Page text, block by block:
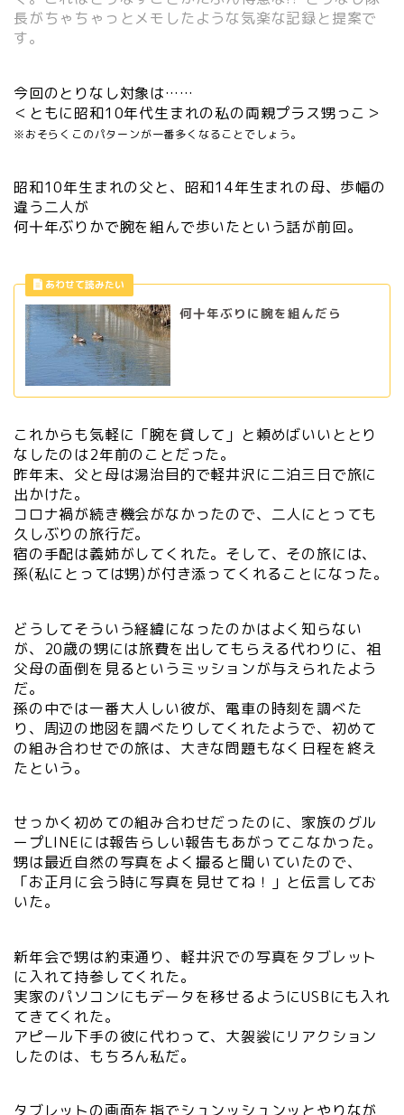
長がちゃちゃっとメモしたような気楽な記録と提案で
す。
今回のとりなし対象は……
＜ともに昭和10年代生まれの私の両親プラス甥っこ＞
※おそらくこのパターンが一番多くなることでしょう。
昭和10年生まれの父と、昭和14年生まれの母、歩幅の
違う二人が
何十年ぶりかで腕を組んで歩いたという話が前回。
何十年ぶりに腕を組んだら
これからも気軽に「腕を貸して」と頼めばいいととり
なしたのは2年前のことだった。
昨年末、父と母は湯治目的で軽井沢に二泊三日で旅に
出かけた。
コロナ禍が続き機会がなかったので、二人にとっても
久しぶりの旅行だ。
宿の手配は義姉がしてくれた。そして、その旅には、
孫(私にとっては甥)が付き添ってくれることになった。
どうしてそういう経緯になったのかはよく知らない
が、20歳の甥には旅費を出してもらえる代わりに、祖
父母の面倒を見るというミッションが与えられたよう
だ。
孫の中では一番大人しい彼が、電車の時刻を調べた
り、周辺の地図を調べたりしてくれたようで、初めて
の組み合わせでの旅は、大きな問題もなく日程を終え
たという。
せっかく初めての組み合わせだったのに、家族のグル
ープLINEには報告らしい報告もあがってこなかった。
甥は最近自然の写真をよく撮ると聞いていたので、
「お正月に会う時に写真を見せてね！」と伝言してお
いた。
新年会で甥は約束通り、軽井沢での写真をタブレット
に入れて持参してくれた。
実家のパソコンにもデータを移せるようにUSBにも入れ
てきてくれた。
アピール下手の彼に代わって、大袈裟にリアクション
したのは、もちろん私だ。
タブレットの画面を指でシュンッシュンッとやりなが